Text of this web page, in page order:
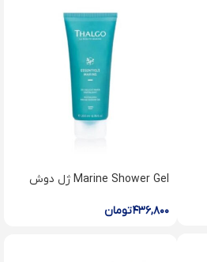
Marine Shower Gel ژل دوش
۴۳۶,۸۰۰تومان